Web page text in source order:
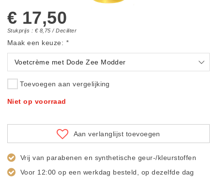
€ 17,50
Stukprijs : € 8,75 / Deciliter
Maak een keuze: *
Voetcrème met Dode Zee Modder
Toevoegen aan vergelijking
Niet op voorraad
Aan verlanglijst toevoegen
Vrij van parabenen en synthetische geur-/kleurstoffen
Voor 12:00 op een werkdag besteld, op dezelfde dag